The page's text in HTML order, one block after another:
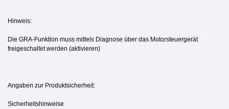
Hinweis:
Die GRA-Funktion muss mittels Diagnose über das Motorsteuergerät
freigeschaltet werden (aktivieren)
Angaben zur Produktsicherheit:
Sicherheitshinweise